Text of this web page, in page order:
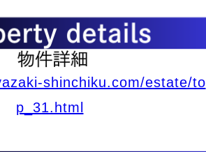
shinchiku.com/estate/to
p_31.html